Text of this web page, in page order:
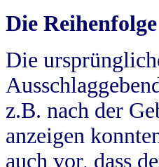
Die
Die
z.B. nach der
anzeigen
auch vor, dass